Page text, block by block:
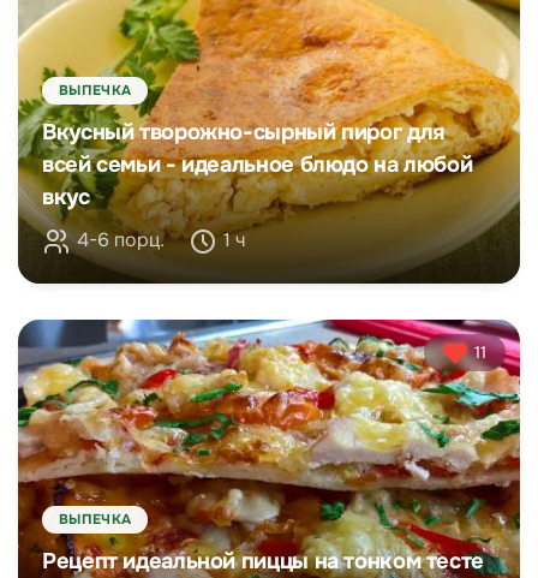
ВЫПЕЧКА
Вкусный творожно-сырный пирог для
всей семьи - идеальное блюдо на любой
вкус
4-6 порц. 1 ч
11
ВЫПЕЧКА
Рецепт идеальной пиццы на тонком тесте